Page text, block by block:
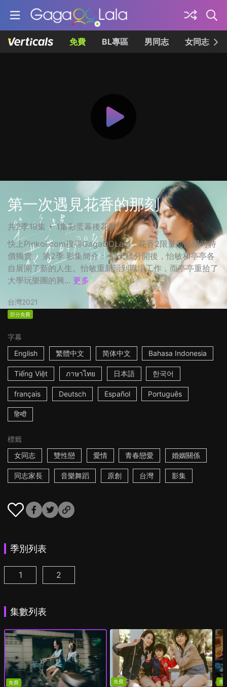
免費 BL專區 男同志 女同志
第一次遇見花香的那刻
共2季18集 + 1集彩蛋幕後花絮
快上Pinkoi.com搜尋GagaOOLala，花香2限量商品限時特
價獨賣。 第2季 影集簡介： 從天橋分開後，怡敏和亭亭各
自展開了新的人生。怡敏重新回到職場工作，而亭亭重拾了
大學玩樂團的興... 更多
台灣2021
部分免費
字幕
English
繁體中文 简体中文 Bahasa Indonesia
Tiếng Việt ภาษาไทย 日本語 한국어
français Deutsch Español Português
हिन्दी
標籤
女同志
雙性戀 愛情 青春戀愛 婚姻關係
同志家長 音樂舞蹈 原創 台灣 影集
季別列表
第一次遇見花香的那刻 第1季 第1集
1 第一次遇見花香的那刻 第2季 第1集
2
集數列表
免費 免費 免